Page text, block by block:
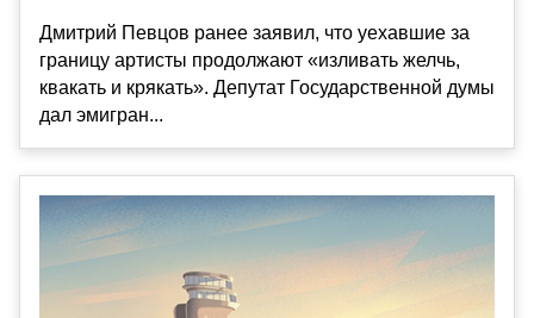
Дмитрий Певцов ранее заявил, что уехавшие за
границу артисты продолжают «изливать желчь,
квакать и крякать». Депутат Государственной думы
дал эмигран...